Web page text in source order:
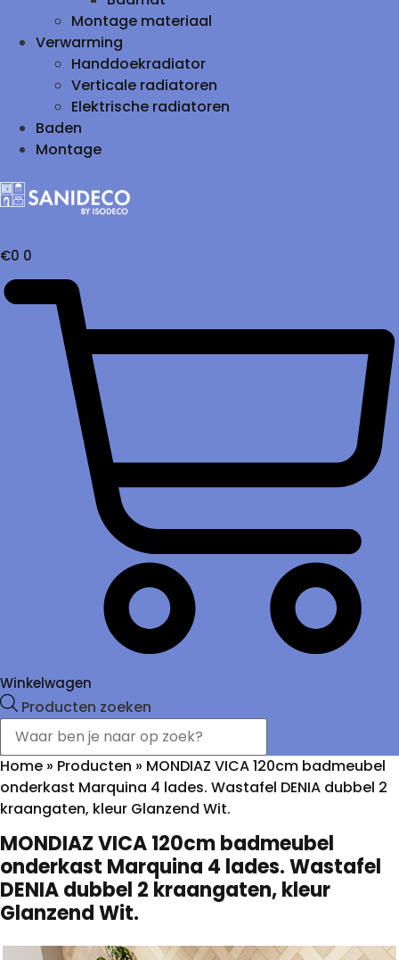
Montage materiaal
Verwarming
Handdoekradiator
Verticale radiatoren
Elektrische radiatoren
Baden
Montage
€0 0
Winkelwagen
Producten zoeken
Home » Producten » MONDIAZ VICA 120cm badmeubel
onderkast Marquina 4 lades. Wastafel DENIA dubbel 2
kraangaten, kleur Glanzend Wit.
MONDIAZ VICA 120cm badmeubel
onderkast Marquina 4 lades. Wastafel
DENIA dubbel 2 kraangaten, kleur
Glanzend Wit.